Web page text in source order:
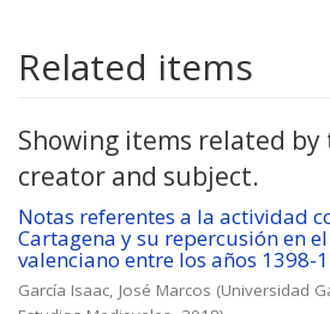
Related items
Showing items related
creator and subject.
Notas referentes a la actividad
Cartagena y su repercusión en
valenciano entre los años 1398-
García Isaac, José Marcos (Universidad